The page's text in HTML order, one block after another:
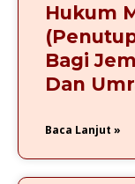
Hukum
Bagi
Dan
Baca Lanjut »